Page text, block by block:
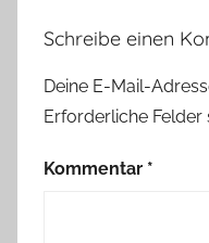
Schreibe einen
Deine E-Mail-
Erforderliche Felder
Kommentar *